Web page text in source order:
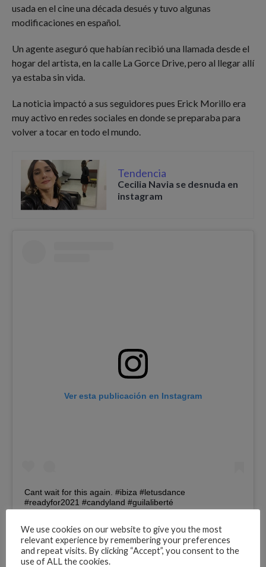
usada en el cine una década desués y tuvo algunas
modificaciones en español.
Un agente aseguró que habían recibió una llamada desde el
hogar del artista, en la calle La Gorce Drive, pero al llegar allí
ya estaba sin vida.
La noticia impactó a sus seguidores pues Erick Morillo era
muy activo en redes sociales en donde se preparaba para
volver a tocar en todo el mundo.
Tendencia
Cecilia Navia se desnuda en
instagram
Ver esta publicación en Instagram
Cant wait for this again. #ibiza #letusdance
#readyfor2021 #candyland #guilaliberté
#areyoufuxkingkiddingme No puedo esperar
Advertisements
We use cookies on our website to give you the most
relevant experience by remembering your preferences
and repeat visits. By clicking “Accept”, you consent to the
use of ALL the cookies.